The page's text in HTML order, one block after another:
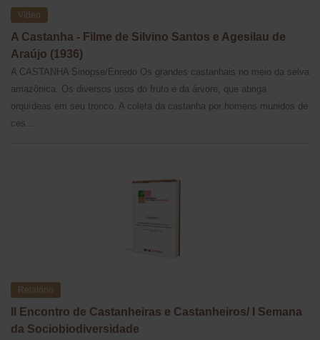
Vídeo
A Castanha - Filme de Silvino Santos e Agesilau de
Araújo (1936)
A CASTANHA Sinopse/Enredo Os grandes castanhais no meio da selva
amazônica. Os diversos usos do fruto e da árvore, que abriga
orquídeas em seu tronco. A coleta da castanha por homens munidos de
ces...
Relatório
II Encontro de Castanheiras e Castanheiros/ I Semana
da Sociobiodiversidade